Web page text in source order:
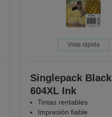
Vista rápida
Singlepack Black
604XL Ink
Tintas rentables
Impresión fiable